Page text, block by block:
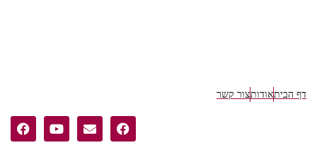
דף הביתאודותצור קשר